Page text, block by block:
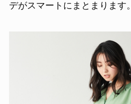
デがスマートにまとまります。